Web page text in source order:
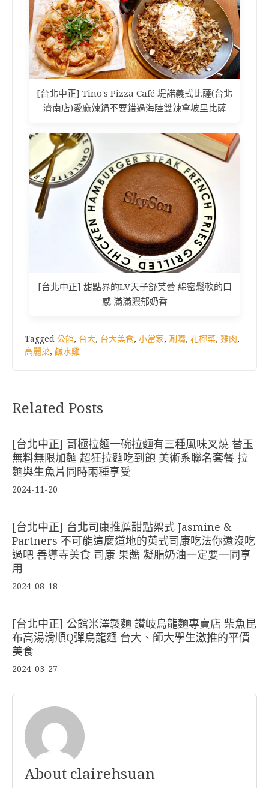
[台北中正] Tino's Pizza Café 堤諾義式比薩(台北
濟南店)愛麻辣鍋不要錯過海陸雙辣拿坡里比薩
[台北中正] 甜點界的LV天子舒芙蕾 綿密鬆軟的口
感 滿滿濃郁奶香
Tagged 公館, 台大, 台大美食, 小當家, 涮嘴, 花椰菜, 雞肉,
高麗菜, 鹹水雞
Related Posts
[台北中正] 哥極拉麵一碗拉麵有三種風味叉燒 替玉
無料無限加麵 超狂拉麵吃到飽 美術系聯名套餐 拉
麵與生魚片同時兩種享受
2024-11-20
[台北中正] 台北司康推薦甜點架式 Jasmine &
Partners 不可能這麼道地的英式司康吃法你還沒吃
過吧 善導寺美食 司康 果醬 凝脂奶油一定要一同享
用
2024-08-18
[台北中正] 公館米澤製麵 讚岐烏龍麵專賣店 柴魚昆
布高湯滑順Q彈烏龍麵 台大、師大學生激推的平價
美食
2024-03-27
About clairehsuan